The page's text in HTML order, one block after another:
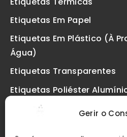
Gerir o
Etiquetas Em Papel
Etiquetas Em Plástico (à
Água)
Etiquetas Transparentes
Etiquetas Poliéster
Etiquetas De Segurança